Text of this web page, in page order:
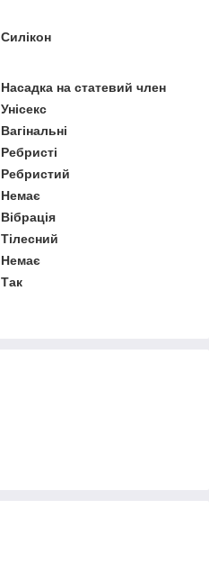
Силікон
Насадка на статевий член
Унісекс
Вагінальні
Ребристі
Ребристий
Немає
Вібрація
Тілесний
Немає
Так